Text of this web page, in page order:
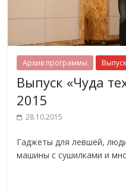
Архив программы
Выпуск «Чуда
2015
28.10.2015
Гаджеты для левшей,
машины с сушилками и